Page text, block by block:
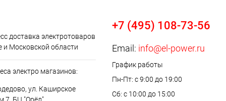
доставка электротоваров
и Московской области
электро магазинов:
ул. Каширское
+7 (495) 108-73-56
Email: info@el-power.ru
График работы
Пн-Пт: с 9:00 до 19:00
Сб: с 10:00 до 15:00